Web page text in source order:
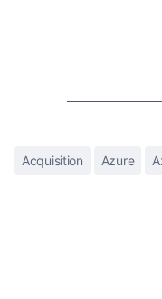
Acquisition Azure